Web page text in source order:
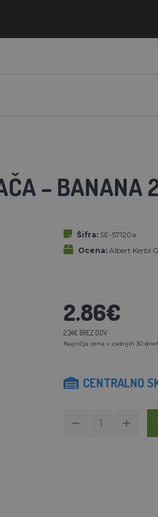
– BANANA
Šifra: SE-57120a
Ocena: Albert Kerbl
2.86€
2.34€ BREZ DDV
Najnižja cena v zadnjih 30
CENTRALNO